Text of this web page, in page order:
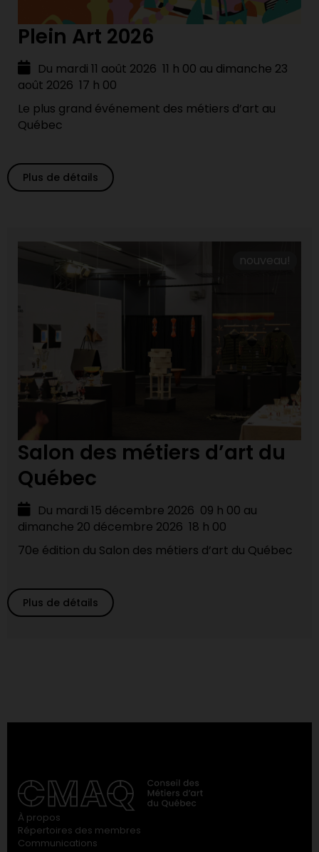
Plein Art 2026
Du mardi 11 août 2026 11 h 00 au dimanche 23
août 2026 17 h 00
Le plus grand événement des métiers d’art au
Québec
Plus de détails
nouveau!
nouveau!
Salon des métiers d’art du
Québec
Du mardi 15 décembre 2026 09 h 00 au
dimanche 20 décembre 2026 18 h 00
70e édition du Salon des métiers d’art du Québec
Plus de détails
À propos
Répertoires des membres
Communications